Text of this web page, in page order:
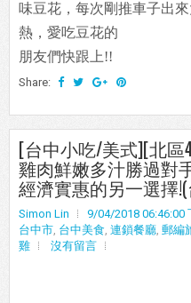
味豆花，每次剛推車子出
熱，愛吃豆花的
朋友們快跟上!!
Share:
[台中小吃/美式][北區
雞肉鮮嫩多汁勝過對
經濟實惠的另一選擇
Simon Lin 9/04/2018 06:46:00
台中市, 台中美食, 連鎖餐廳, 郵編
雞
沒有留言